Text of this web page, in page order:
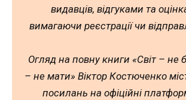
видавців, відгуками та
вимагаючи реєстрації чи
Огляд на повну книги «Світ – не
– не мати» Віктор Костюченко
посилань на офіційні